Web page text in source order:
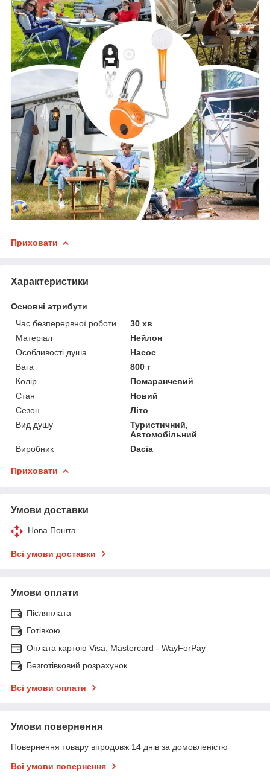
Приховати
Характеристики
Основні атрибути
Час безперервної роботи
30 хв
Матеріал
Нейлон
Особливості душа
Насос
Вага
800 г
Колір
Помаранчевий
Стан
Новий
Сезон
Літо
Вид душу
Туристичний,
Автомобільний
Виробник
Dacia
Приховати
Умови доставки
Нова Пошта
Всі умови доставки
Умови оплати
Післяплата
Готівкою
Оплата картою Visa, Mastercard - WayForPay
Безготівковий розрахунок
Всі умови оплати
Умови повернення
Повернення товару впродовж 14 днів за домовленістю
Всі умови повернення